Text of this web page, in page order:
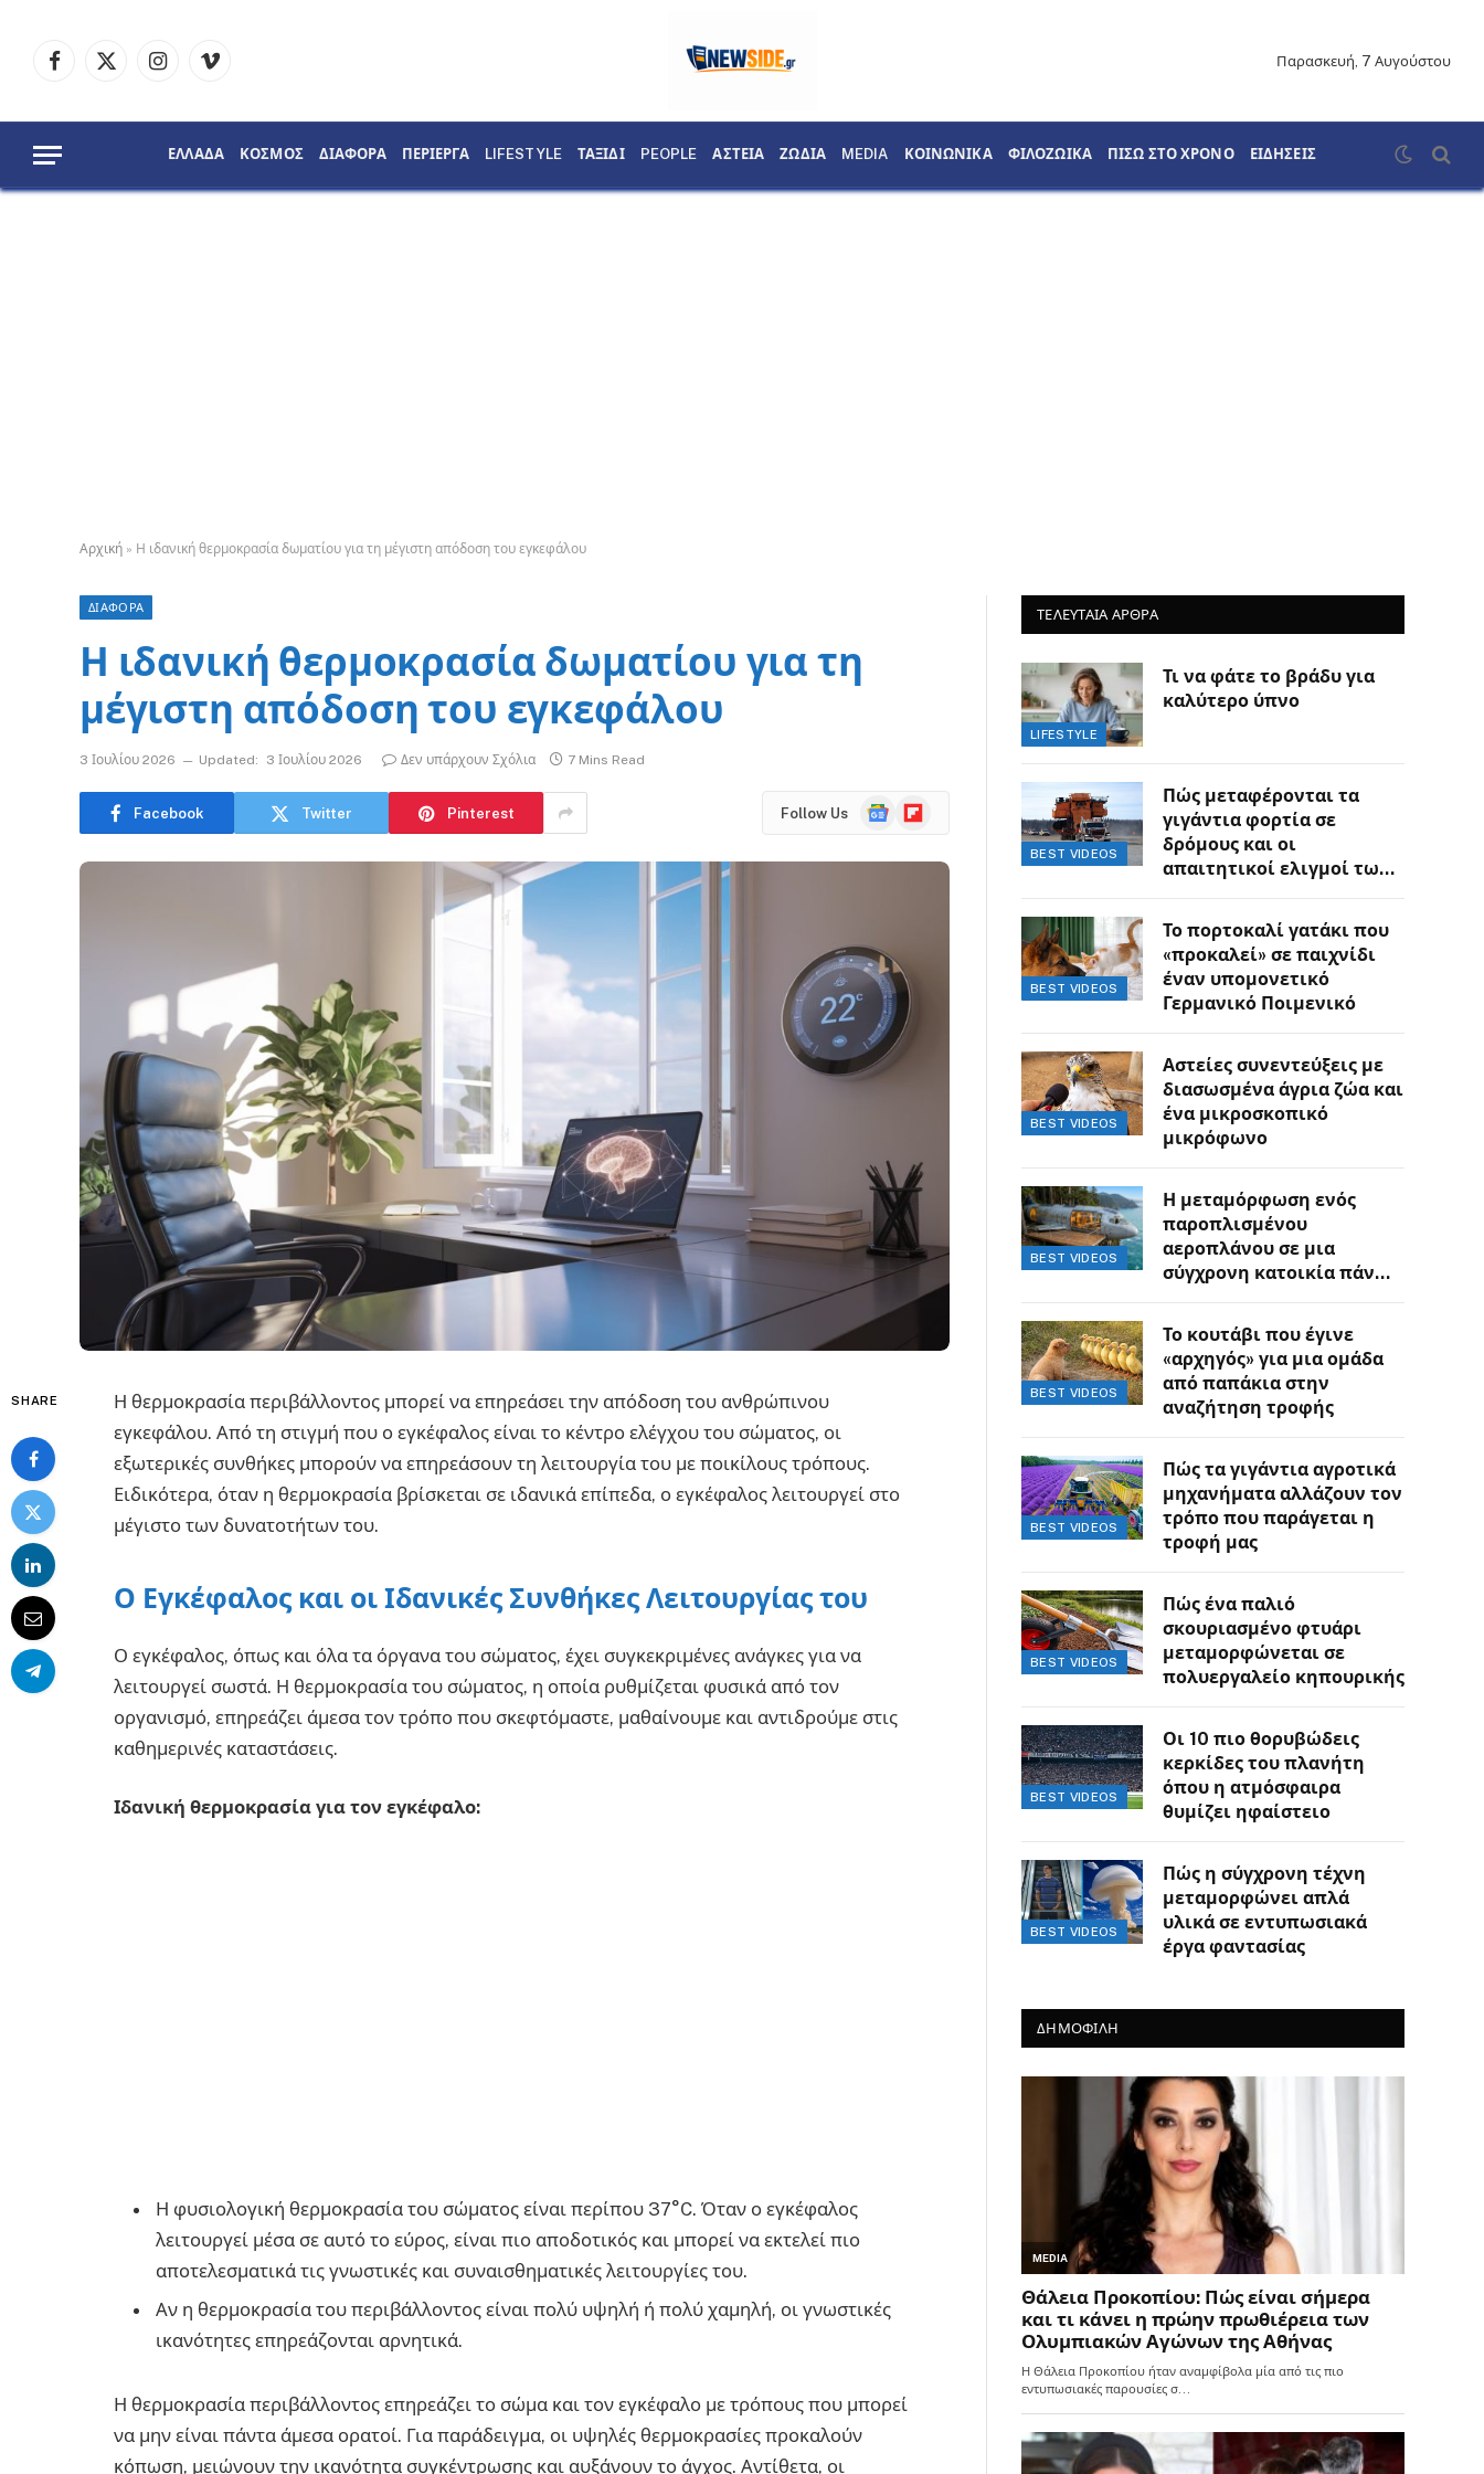
Facebook
X
InstagramVimeo
Παρασκευή, 7 Αυγούστου
ΕΛΛΑΔΑ ΚΟΣΜΟΣ ΔΙΑΦΟΡΑ ΠΕΡΙΕΡΓΑ LIFESTYLE ΤΑΞΙΔΙ PEOPLE ΑΣΤΕΙΑ ΖΩΔΙΑ MEDIA ΚΟΙΝΩΝΙΚΑ ΦΙΛΟΖΩΙΚΑ ΠΙΣΩ ΣΤΟ ΧΡΟΝΟ ΕΙΔΗΣΕΙΣ
Αρχική » Η ιδανική θερμοκρασία δωματίου για τη μέγιστη απόδοση του εγκεφάλου
ΔΙΑΦΟΡΑ
Η ιδανική θερμοκρασία δωματίου για τη
μέγιστη απόδοση του εγκεφάλου
3 Ιουλίου 2026 Updated: 3 Ιουλίου 2026 Δεν υπάρχουν Σχόλια 7 Mins Read
Facebook Twitter Pinterest Follow Us
GoogleFlipboard
SHARE
Η θερμοκρασία περιβάλλοντος μπορεί να επηρεάσει την απόδοση του ανθρώπινου
εγκεφάλου. Από τη στιγμή που ο εγκέφαλος είναι το κέντρο ελέγχου του σώματος, οι
εξωτερικές συνθήκες μπορούν να επηρεάσουν τη λειτουργία του με ποικίλους τρόπους.
Ειδικότερα, όταν η θερμοκρασία βρίσκεται σε ιδανικά επίπεδα, ο εγκέφαλος λειτουργεί στο
μέγιστο των δυνατοτήτων του.
Ο Εγκέφαλος και οι Ιδανικές Συνθήκες Λειτουργίας του
Ο εγκέφαλος, όπως και όλα τα όργανα του σώματος, έχει συγκεκριμένες ανάγκες για να
λειτουργεί σωστά. Η θερμοκρασία του σώματος, η οποία ρυθμίζεται φυσικά από τον
οργανισμό, επηρεάζει άμεσα τον τρόπο που σκεφτόμαστε, μαθαίνουμε και αντιδρούμε στις
καθημερινές καταστάσεις.
Ιδανική θερμοκρασία για τον εγκέφαλο:
Η φυσιολογική θερμοκρασία του σώματος είναι περίπου 37°C. Όταν ο εγκέφαλος
λειτουργεί μέσα σε αυτό το εύρος, είναι πιο αποδοτικός και μπορεί να εκτελεί πιο
αποτελεσματικά τις γνωστικές και συναισθηματικές λειτουργίες του.
Αν η θερμοκρασία του περιβάλλοντος είναι πολύ υψηλή ή πολύ χαμηλή, οι γνωστικές
ικανότητες επηρεάζονται αρνητικά.
Η θερμοκρασία περιβάλλοντος επηρεάζει το σώμα και τον εγκέφαλο με τρόπους που μπορεί
να μην είναι πάντα άμεσα ορατοί. Για παράδειγμα, οι υψηλές θερμοκρασίες προκαλούν
κόπωση, μειώνουν την ικανότητα συγκέντρωσης και αυξάνουν το άγχος. Αντίθετα, οι
ΤΕΛΕΥΤΑΙΑ ΑΡΘΡΑ
LIFESTYLE
Τι να φάτε το βράδυ για
καλύτερο ύπνο
BEST VIDEOS
Πώς μεταφέρονται τα
γιγάντια φορτία σε
δρόμους και οι
απαιτητικοί ελιγμοί των
BEST VIDEOS
Το πορτοκαλί γατάκι που
«προκαλεί» σε παιχνίδι
έναν υπομονετικό
Γερμανικό Ποιμενικό
BEST VIDEOS
Αστείες συνεντεύξεις με
διασωσμένα άγρια ζώα και
ένα μικροσκοπικό
μικρόφωνο
BEST VIDEOS
Η μεταμόρφωση ενός
παροπλισμένου
αεροπλάνου σε μια
σύγχρονη κατοικία πάνω
BEST VIDEOS
Το κουτάβι που έγινε
«αρχηγός» για μια ομάδα
από παπάκια στην
αναζήτηση τροφής
BEST VIDEOS
Πώς τα γιγάντια αγροτικά
μηχανήματα αλλάζουν τον
τρόπο που παράγεται η
τροφή μας
BEST VIDEOS
Πώς ένα παλιό
σκουριασμένο φτυάρι
μεταμορφώνεται σε
πολυεργαλείο κηπουρικής
BEST VIDEOS
Οι 10 πιο θορυβώδεις
κερκίδες του πλανήτη
όπου η ατμόσφαιρα
θυμίζει ηφαίστειο
BEST VIDEOS
Πώς η σύγχρονη τέχνη
μεταμορφώνει απλά
υλικά σε εντυπωσιακά
έργα φαντασίας
ΔΗΜΟΦΙΛΗ